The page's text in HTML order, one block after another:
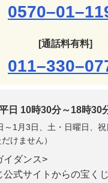
[通話料有料]
日 10時30分～18時30
～1月3日、土・日曜日、
けません）
イダンス>
公式サイトからの宝く